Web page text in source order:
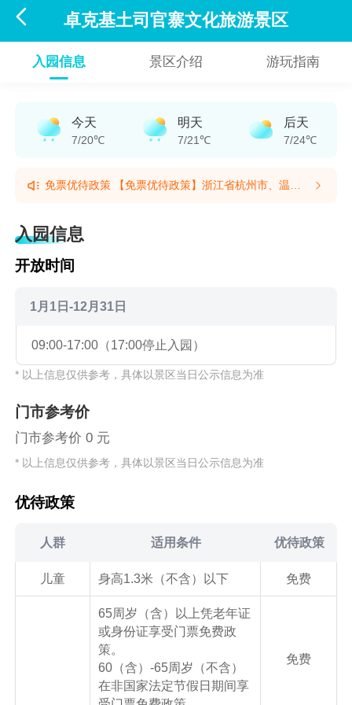
 卓克基土司官寨文化旅游景区
入园信息 景区介绍 游玩指南
今天
7/20℃
明天
7/21℃
后天
7/24℃
免票优待政策 【免票优待政策】浙江省杭州市、温州
免费参观。(提示有效期2026/6/26至2026/12/31)
籍，凭有效证件可免费参观，崇州市户籍凭有效证件可
入园信息
开放时间
1月1日-12月31日
09:00-17:00（17:00停止入园）
* 以上信息仅供参考，具体以景区当日公示信息为准
门市参考价
门市参考价 0 元
* 以上信息仅供参考，具体以景区当日公示信息为准
优待政策
人群 适用条件 优待政策
儿童 身高1.3米（不含）以下 免费
65周岁（含）以上凭老年证
或身份证享受门票免费政
策。
60（含）-65周岁（不含）
在非国家法定节假日期间享
免费